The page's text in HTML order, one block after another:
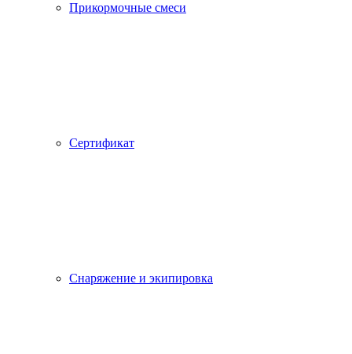
Прикормочные смеси
Сертификат
Снаряжение и экипировка